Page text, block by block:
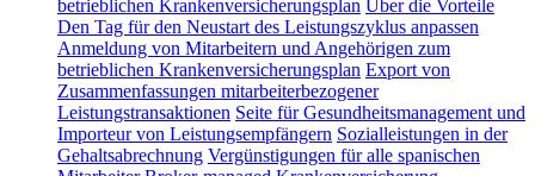
betrieblichen Krankenversicherungsplan Über die Vorteile
Den Tag für den Neustart des Leistungszyklus anpassen
Anmeldung von Mitarbeitern und Angehörigen zum
betrieblichen Krankenversicherungsplan Export von
Zusammenfassungen mitarbeiterbezogener
Leistungstransaktionen Seite für Gesundheitsmanagement und
Importeur von Leistungsempfängern Sozialleistungen in der
Gehaltsabrechnung Vergünstigungen für alle spanischen